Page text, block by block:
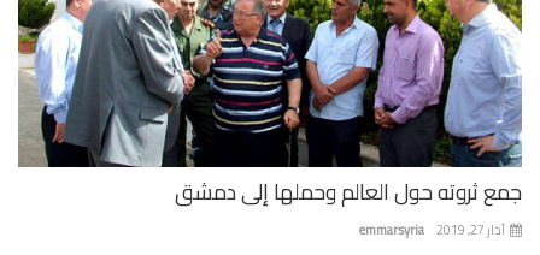
ثروته حول العالم وحملها إلى دمشق
emmarsyria 27, 2019